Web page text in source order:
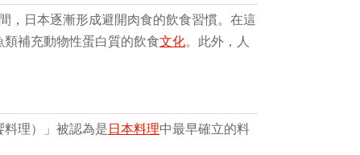
，日本逐漸形成避開肉食的飲食習慣。在這
補充動物性蛋白質的飲食文化。此外，人
理）」被認為是日本料理中最早確立的料